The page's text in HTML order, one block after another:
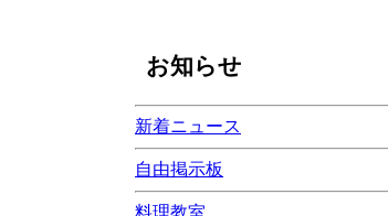
お知らせ
新着ニュース
自由掲示板
料理教室